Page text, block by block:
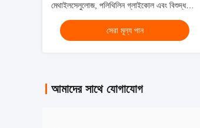
মেথাইলসেলুলোজ, পলিথিলিন গ্লাইকোল এবং বিশুদ্ধ
পানি দিয়ে জীবাণুনাশক প্যাসেঞ্জার
সেরা মূল্য পান
আমাদের সাথে যোগাযোগ